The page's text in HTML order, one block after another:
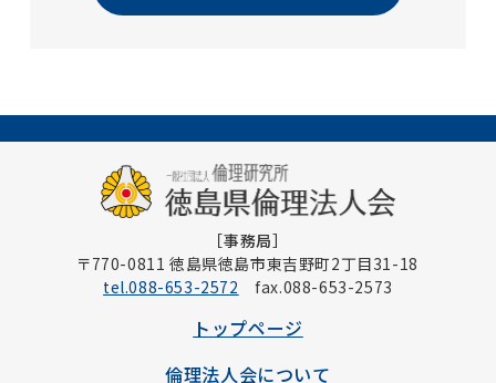
［事務局］
〒770-0811 徳島県徳島市東吉野町2丁目31-18
tel.088-653-2572 fax.088-653-2573
トップページ
倫理法人会について